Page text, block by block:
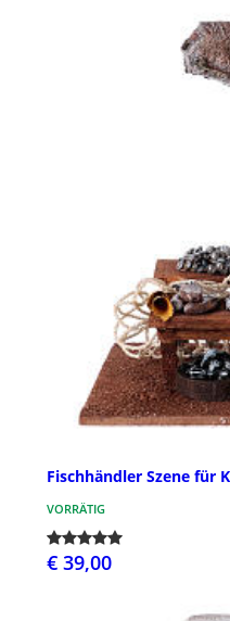
Fischhändler Szene für
VORRÄTIG
€ 39,00